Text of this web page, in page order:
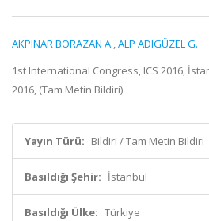
AKPINAR BORAZAN A.,ALP ADIGÜZEL G.
1st International Congress, ICS 2016,
2016, (Tam Metin Bildiri)
Yayın Türü: Bildiri / Tam Metin Bildiri
Basıldığı Şehir: İstanbul
Basıldığı Ülke: Türkiye